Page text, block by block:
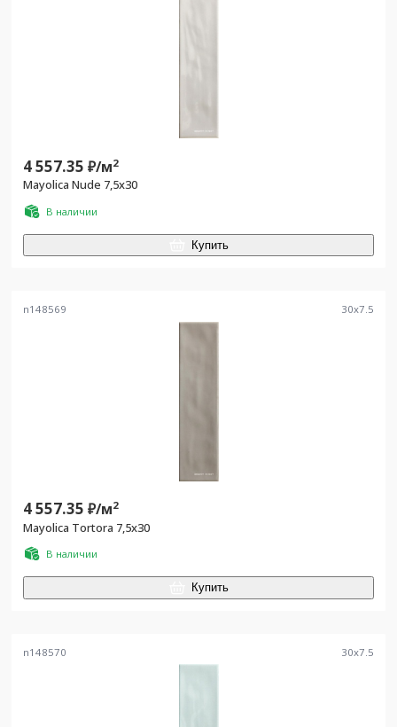
4 557.35 ₽/м2
Mayolica Nude 7,5x30
В наличии
Купить
n148569 30x7.5
4 557.35 ₽/м2
Mayolica Tortora 7,5x30
В наличии
Купить
n148570 30x7.5